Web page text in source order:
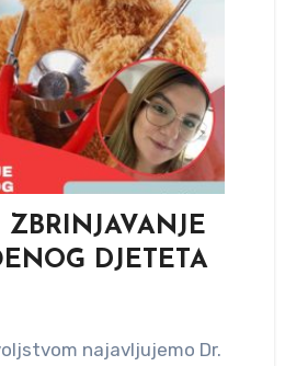
ZBRINJAVANJE
DJETETA